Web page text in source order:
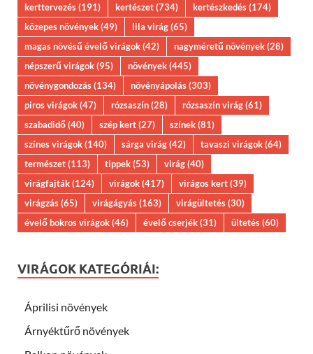
kerttervezés(191) kertészet(734) kertészkedés(174)
közepes növények(49) lila virág(65)
magas növésű évelő virágok(42) nagyméretű növények(28)
népszerű virágok(95) növények(445)
növénygondozás(134) növényápolás(303)
piros virágok(47) rózsaszín(28) rózsaszín virág(61)
szabadidő(40) szép kert(27) színek(81)
színes virágok(140) sárga virág(42) tavaszi virágok(64)
természet(113) tippek(53) virág(40)
virágfajták(124) virágok(417) virágos kert(39)
virágzás(65) virágágyás(163) virágültetés(30)
évelő bokros virágok(46) évelő cserjék(31) ültetés(60)
VIRÁGOK KATEGÓRIÁI:
Áprilisi növények
Árnyéktűrő növények